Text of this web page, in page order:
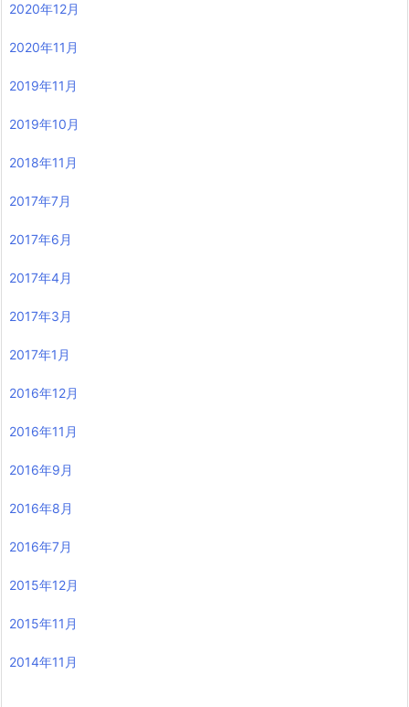
2020年12月
2020年11月
2019年11月
2019年10月
2018年11月
2017年7月
2017年6月
2017年4月
2017年3月
2017年1月
2016年12月
2016年11月
2016年9月
2016年8月
2016年7月
2015年12月
2015年11月
2014年11月